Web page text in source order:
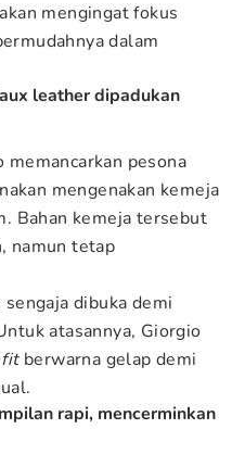
mengingat fokus
dalam
leather dipadukan
pesona
mengenakan kemeja
Bahan kemeja tersebut
namun tetap
dibuka demi
atasannya, Giorgio
berwarna gelap demi
rapi, mencerminkan